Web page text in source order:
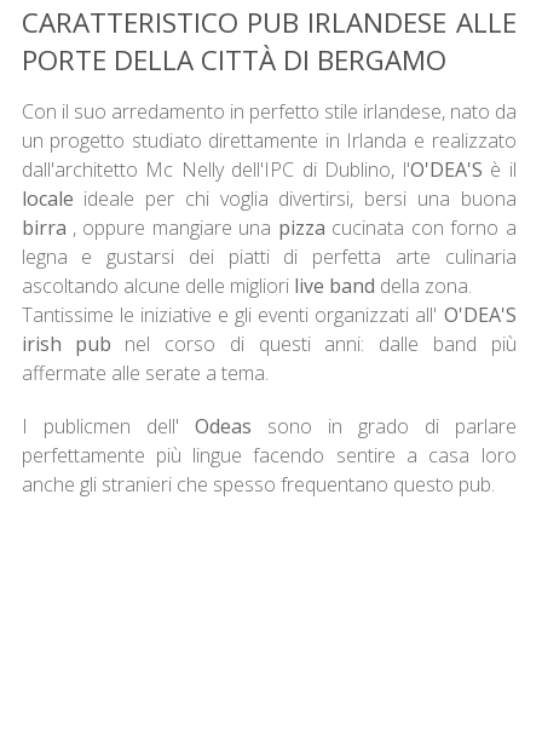
CARATTERISTICO PUB IRLANDESE ALLE
PORTE DELLA CITTÀ DI BERGAMO
Con il suo arredamento in perfetto stile irlandese, nato da
un progetto studiato direttamente in Irlanda e realizzato
dall'architetto Mc Nelly dell'IPC di Dublino, l'O'DEA'S è il
locale ideale per chi voglia divertirsi, bersi una buona
birra , oppure mangiare una pizza cucinata con forno a
legna e gustarsi dei piatti di perfetta arte culinaria
ascoltando alcune delle migliori live band della zona.
Tantissime le iniziative e gli eventi organizzati all' O'DEA'S
irish pub nel corso di questi anni: dalle band più
affermate alle serate a tema.
I publicmen dell' Odeas sono in grado di parlare
perfettamente più lingue facendo sentire a casa loro
anche gli stranieri che spesso frequentano questo pub.